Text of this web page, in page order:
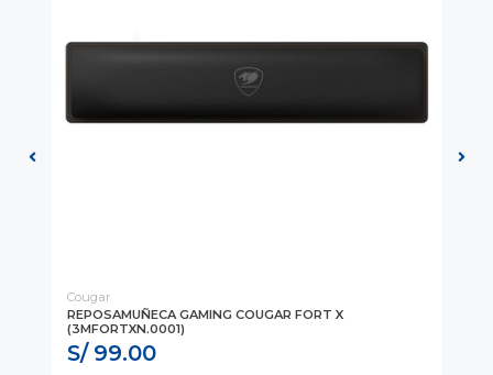
Cougar
REPOSAMUÑECA GAMING COUGAR FORT X
(3MFORTXN.0001)
S/ 99.00